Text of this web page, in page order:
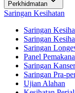
Perkhidmatan
Saringan Kesihatan
Saringan
Saringan
Saringan
Panel
Saringan
Saringan Pra-
Ujian Alahan